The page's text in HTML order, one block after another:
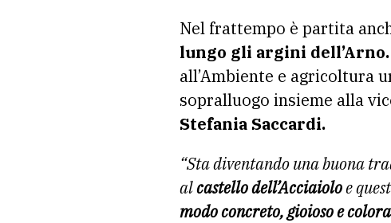
Nel frattempo è partita
lungo gli argini dell’Arno.
all’Ambiente e agricoltura
sopralluogo insieme alla
Stefania Saccardi.
“Sta diventando una buona
alcastello dell’Acciaioloe
modo concreto, gioioso e